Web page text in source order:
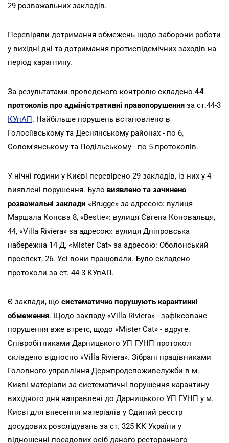
29 розважальних закладів.
Перевіряли дотримання обмежень щодо заборони роботи
у вихідні дні та дотримання протиепідемічних заходів на
період карантину.
За результатами проведеного контролю складено 44
протоколів про адміністративні правопорушення за ст.44-3
КУпАП. Найбільше порушень встановлено в
Голосіївському та Деснянському районах - по 6,
Солом'янському та Подільському - по 5 протоколів.
У нічні години у Києві перевірено 29 закладів, із них у 4 -
виявлені порушення. Було виявлено та зачинено
розважальні заклади «Brugge» за адресою: вулиця
Маршала Конєва 8, «Bestie»: вулиця Євгена Коновальця,
44, «Villa Riviera» за адресою: вулиця Дніпровська
набережна 14 Д, «Mister Cat» за адресою: Оболонський
проспект, 26. Усі вони працювали. Було складено
протоколи за ст. 44-3 КУпАП.
Є заклади, що систематично порушують карантинні
обмеження. Щодо закладу «Villa Riviera» - зафіксоване
порушення вже втретє, щодо «Mister Cat» - вдруге.
Співробітниками Дарницького УП ГУНП протокол
складено відносно «Villa Riviera». Зібрані працівниками
Головного управління Держпродспоживслужби в м.
Києві матеріали за систематичні порушення карантину
вихідного дня направлені до Дарницького УП ГУНП у м.
Києві для внесення матеріалів у Єдиний реєстр
досудових розслідувань за ст. 325 КК України у
відношенні посадових осіб даного ресторанного